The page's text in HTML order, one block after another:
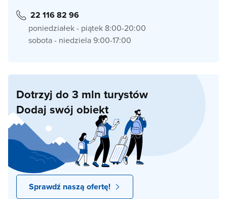
22 116 82 96
poniedziałek - piątek 8:00-20:00
sobota - niedziela 9:00-17:00
Dotrzyj do 3 mln turystów
Dodaj swój obiekt
Sprawdź naszą ofertę!